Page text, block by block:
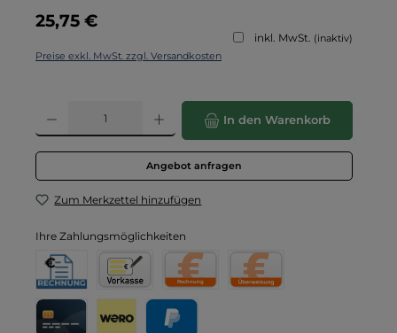
Regulärer Preis:
25,75 €
inkl. MwSt. (inaktiv)
Preise exkl. MwSt. zzgl. Versandkosten
Produkt Anzahl: Gib den gewünschten Wert ein oder benutze die
In den Warenkorb
Angebot anfragen
Zum Merkzettel hinzufügen
Ihre Zahlungsmöglichkeiten